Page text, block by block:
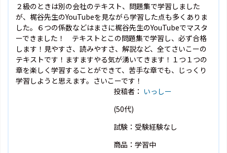
２級のときは別の会社のテキスト、問題集で学習しました
が、梶谷先生のYouTubeを見ながら学習した点も多くありま
した。６つの係数などはまさに梶谷先生のYouTubeでマスタ
ーできました！ テキストとこの問題集で学習し、必ず合格
します！見やすさ、読みやすさ、解説など、全てさいこーの
テキストです！ますますやる気が湧いてきます！１つ１つの
章を楽しく学習することができて、苦手な章でも、じっくり
学習しようと思えます。さいこーです！
投稿者： いっしー
(50代)
試験：受験経験なし
商品：学習中